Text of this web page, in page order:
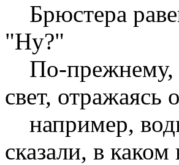
Брюстера
"Ну?"
По-прежнему,
свет,
например,
сказали, в